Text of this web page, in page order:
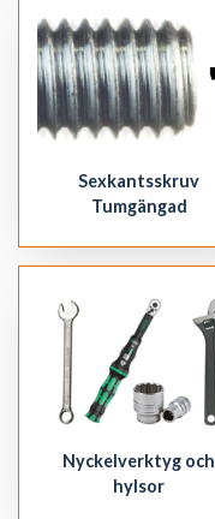
Sexkantsskruv
Tumgängad
Nyckelverktyg och
hylsor